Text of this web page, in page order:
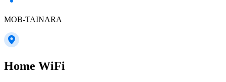
MOB-TAINARA
Home WiFi